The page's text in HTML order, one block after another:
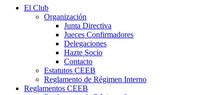
El Club
Organización
Junta Directiva
Jueces Confirmadores
Delegaciones
Hazte Socio
Contacto
Estatutos CEEB
Reglamento de Régimen Interno
Reglamentos CEEB